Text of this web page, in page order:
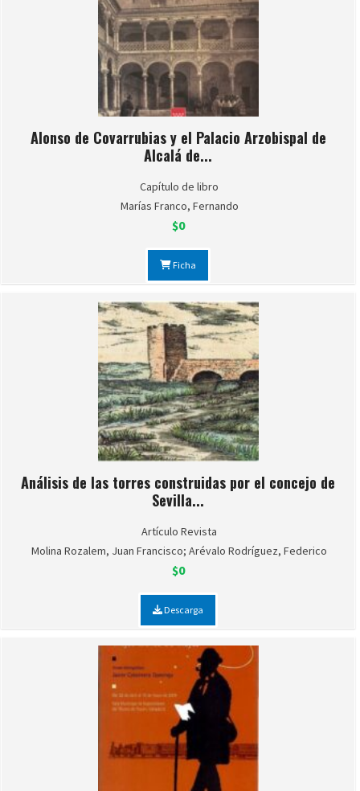
Alonso de Covarrubias y el Palacio Arzobispal de
Alcalá de...
Capítulo de libro
Marías Franco, Fernando
$0
Ficha
Análisis de las torres construidas por el concejo de
Sevilla...
Artículo Revista
Molina Rozalem, Juan Francisco; Arévalo Rodríguez, Federico
$0
Descarga